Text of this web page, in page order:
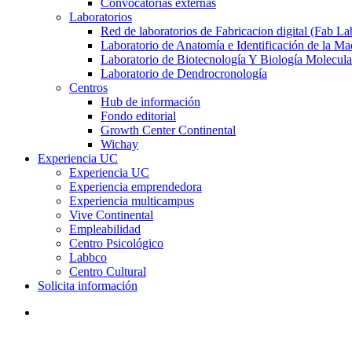
Convocatorias externas
Laboratorios
Red de laboratorios de Fabricacion digital (Fab
Laboratorio de Anatomía e Identificación de la
Laboratorio de Biotecnología Y Biología
Laboratorio de Dendrocronología
Centros
Hub de información
Fondo editorial
Growth Center Continental
Wichay
Experiencia UC
Experiencia UC
Experiencia emprendedora
Experiencia multicampus
Vive Continental
Empleabilidad
Centro Psicológico
Labbco
Centro Cultural
Solicita información